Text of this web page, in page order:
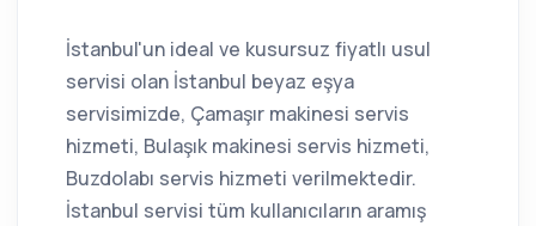
İstanbul'un ideal ve kusursuz fiyatlı usul
servisi olan İstanbul beyaz eşya
servisimizde, Çamaşır makinesi servis
hizmeti, Bulaşık makinesi servis hizmeti,
Buzdolabı servis hizmeti verilmektedir.
İstanbul servisi tüm kullanıcıların aramış